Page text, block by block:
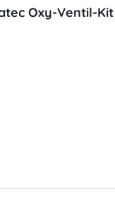
Oxy-Ventil-Kit